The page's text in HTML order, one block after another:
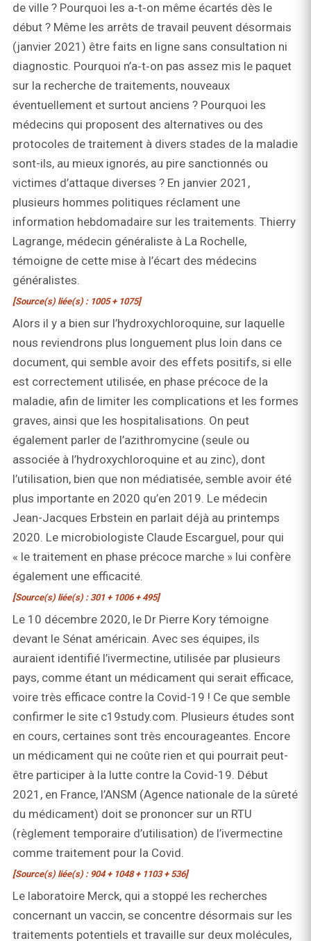
de ville ? Pourquoi les a‑t‑on même écartés dès le
début ? Même les arrêts de travail peuvent désormais
(janvier 2021) être faits en ligne sans consultation ni
diagnostic. Pourquoi n’a‑t‑on pas assez mis le paquet
sur la recherche de traitements, nouveaux
éventuellement et surtout anciens ? Pourquoi les
médecins qui proposent des alternatives ou des
protocoles de traitement à divers stades de la maladie
sont-ils, au mieux ignorés, au pire sanctionnés ou
victimes d’attaque diverses ? En janvier 2021,
plusieurs hommes politiques réclament une
information hebdomadaire sur les traitements. Thierry
Lagrange, médecin généraliste à La Rochelle,
témoigne de cette mise à l’écart des médecins
généralistes.
[Source(s) liée(s) : 1005 + 1075]
Alors il y a bien sur l’hydroxychloroquine, sur laquelle
nous reviendrons plus longuement plus loin dans ce
document, qui semble avoir des effets positifs, si elle
est correctement utilisée, en phase précoce de la
maladie, afin de limiter les complications et les formes
graves, ainsi que les hospitalisations. On peut
également parler de l’azithromycine (seule ou
associée à l’hydroxychloroquine et au zinc), dont
l’utilisation, bien que non médiatisée, semble avoir été
plus importante en 2020 qu’en 2019. Le médecin
Jean-Jacques Erbstein en parlait déjà au printemps
2020. Le microbiologiste Claude Escarguel, pour qui
« le traitement en phase précoce marche » lui confère
également une efficacité.
[Source(s) liée(s) : 301 + 1006 + 495]
Le 10 décembre 2020, le Dr Pierre Kory témoigne
devant le Sénat américain. Avec ses équipes, ils
auraient identifié l’ivermectine, utilisée par plusieurs
pays, comme étant un médicament qui serait efficace,
voire très efficace contre la Covid-19 ! Ce que semble
confirmer le site c19study.com. Plusieurs études sont
en cours, certaines sont très encourageantes. Encore
un médicament qui ne coûte rien et qui pourrait peut-
être participer à la lutte contre la Covid-19. Début
2021, en France, l’ANSM (Agence nationale de la sûreté
du médicament) doit se prononcer sur un RTU
(règlement temporaire d’utilisation) de l’ivermectine
comme traitement pour la Covid.
[Source(s) liée(s) : 904 + 1048 + 1103 + 536]
Le laboratoire Merck, qui a stoppé les recherches
concernant un vaccin, se concentre désormais sur les
traitements potentiels et travaille sur deux molécules,